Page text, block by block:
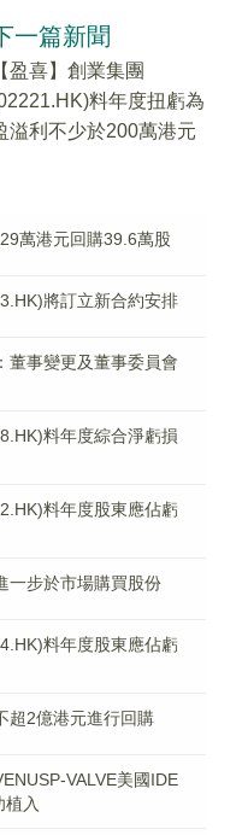
一篇新聞
【盈喜】創業集團
料年度扭虧為
溢利不少於200萬港元
萬港元回購39.6萬股
將訂立新合約安排
董事變更及董事委員會
料年度綜合淨虧損
料年度股東應佔虧
一步於市場購買股份
料年度股東應佔虧
超2億港元進行回購
VALVE美國IDE
入